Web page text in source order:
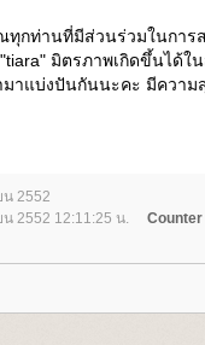
ทุกท่านที่มีส่วนร่วมในการ
มิตรภาพเกิดขึ้นได้ใ
มาแบ่งปันกันนะคะ มีควา
2552
2552 12:11:25 น. Counter